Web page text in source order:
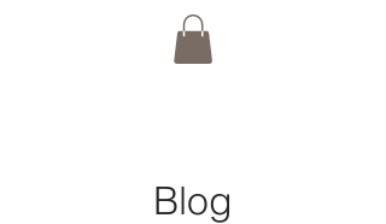
Blog